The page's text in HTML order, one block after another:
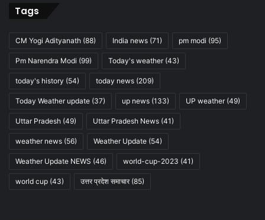
Tags
CM Yogi Adityanath (88) India news (71) pm modi (95)
Pm Narendra Modi (99) Today's weather(43)
today's history (54) today news (209)
Today Weather update (37) up news (133) UP weather(49)
Uttar Pradesh (49) Uttar Pradesh News (41)
weather news (56) Weather Update (54)
Weather Update NEWS (46) world-cup-2023 (41)
world cup (43) उत्तर प्रदेश समाचार(85)